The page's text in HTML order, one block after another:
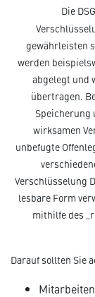
Die
gewährleisten
werden
abgelegt und
übertragen.
Speicherung
wirksamen
unbefugte
Verschlüsselung
lesbare Form
mithilfe des
Darauf sollten Sie